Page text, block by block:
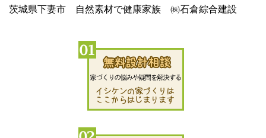
茨城県下妻市 自然素材で健康家族 ㈱石倉綜合建設